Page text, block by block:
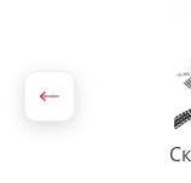
Макет H0 и